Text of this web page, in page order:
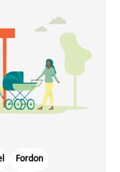
Fordon